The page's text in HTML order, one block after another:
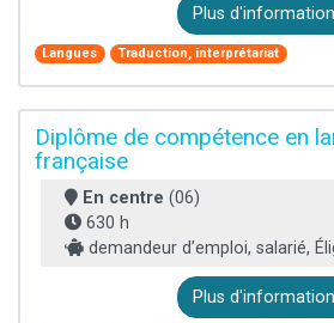
Plus
Langues Traduction, interprétariat
Diplôme de compétence en
française
En centre (06)
630 h
demandeur d’emploi, salarié,
Plus